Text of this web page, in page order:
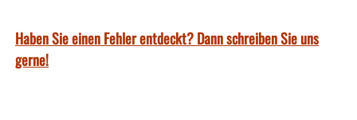
Haben Sie einen Fehler entdeckt? Dann schreiben Sie uns
gerne!